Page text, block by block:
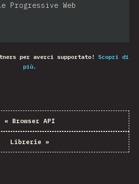
Progressive Web
per averci supportato!
Scopri di
più.
« Browser API
Librerie »